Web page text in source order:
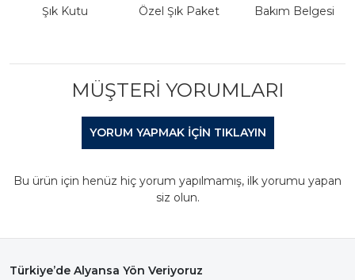
Şık Kutu Özel Şık Paket Bakım Belgesi
MÜŞTERI YORUMLARI
YORUM YAPMAK IÇIN TIKLAYIN
Bu ürün için henüz hiç yorum yapılmamış, ilk yorumu yapan
siz olun.
Türkiye’de Alyansa Yön Veriyoruz